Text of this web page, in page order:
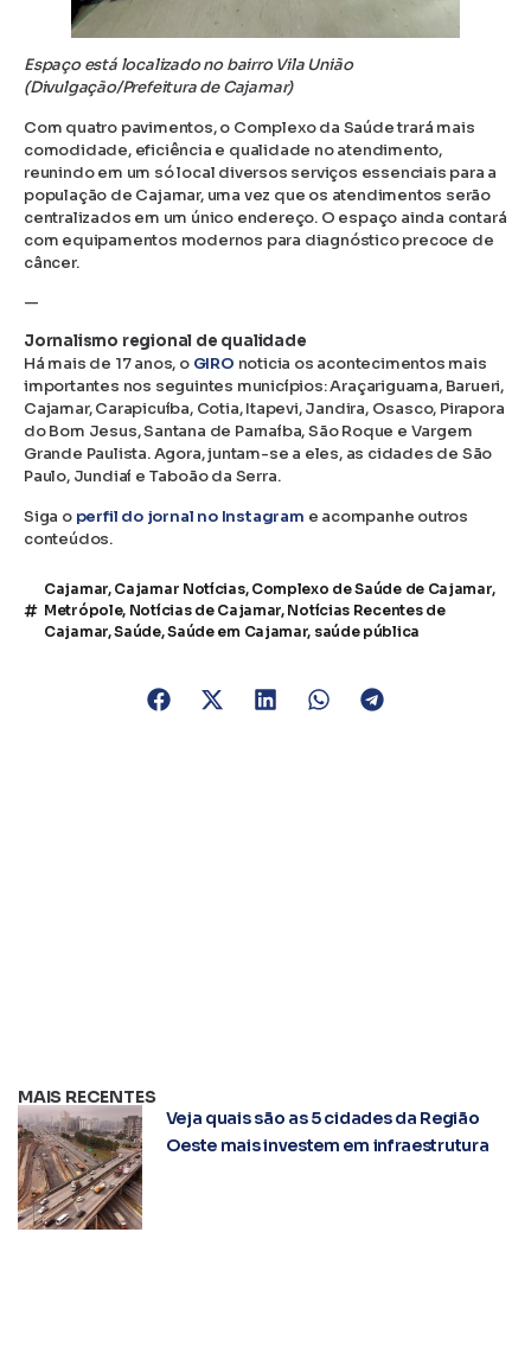
Espaço está localizado no bairro Vila União
(Divulgação/Prefeitura de Cajamar)
Com quatro pavimentos, o Complexo da Saúde trará mais
comodidade, eficiência e qualidade no atendimento,
reunindo em um só local diversos serviços essenciais para a
população de Cajamar, uma vez que os atendimentos serão
centralizados em um único endereço. O espaço ainda contará
com equipamentos modernos para diagnóstico precoce de
câncer.
—
Jornalismo regional de qualidade
Há mais de 17 anos, o GIRO noticia os acontecimentos mais
importantes nos seguintes municípios: Araçariguama, Barueri,
Cajamar, Carapicuíba, Cotia, Itapevi, Jandira, Osasco, Pirapora
do Bom Jesus, Santana de Parnaíba, São Roque e Vargem
Grande Paulista. Agora, juntam-se a eles, as cidades de São
Paulo, Jundiaí e Taboão da Serra.
Siga o perfil do jornal no Instagram e acompanhe outros
conteúdos.
Cajamar, Cajamar Notícias, Complexo de Saúde de Cajamar,
Metrópole, Notícias de Cajamar, Notícias Recentes de
Cajamar,Saúde,Saúde em Cajamar, saúde pública
MAIS RECENTES
Veja quais são as 5 cidades da Região
Oeste mais investem em infraestrutura